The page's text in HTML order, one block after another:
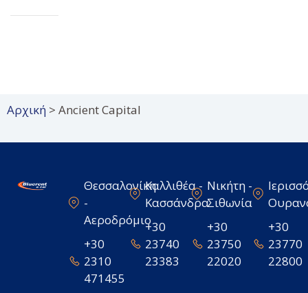
Αρχική > Ancient Capital
Θεσσαλονίκη
-
Αεροδρόμιο
+30
2310
471455
Καλλιθέα -
Κασσάνδρα
+30
23740
23383
Νικήτη -
Σιθωνία
+30
23750
22020
+30
23770
22800